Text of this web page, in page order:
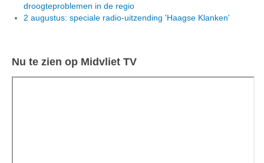
droogteproblemen in de regio
2 augustus: speciale radio-uitzending 'Haagse Klanken'
Nu te zien op Midvliet TV